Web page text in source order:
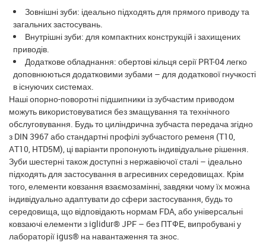
Зовнішні зуби: ідеально підходять для прямого приводу та
загальних застосувань.
Внутрішні зуби: для компактних конструкцій і захищених
приводів.
Додаткове обладнання: обертові кільця серії PRT-04 легко
доповнюються додатковими зубами – для додаткової гнучкості
в існуючих системах.
Наші опорно-поворотні підшипники із зубчастим приводом
можуть використовуватися без змащування та технічного
обслуговування. Будь то циліндрична зубчаста передача згідно
з DIN 3967 або стандартні профілі зубчастого ременя (T10,
AT10, HTD5M), ці варіанти пропонують індивідуальне рішення.
Зуби шестерні також доступні з нержавіючої сталі – ідеально
підходять для застосування в агресивних середовищах. Крім
того, елементи ковзання взаємозамінні, завдяки чому їх можна
індивідуально адаптувати до сфери застосування, будь то
середовища, що відповідають нормам FDA, або універсальні
ковзаючі елементи з iglidur® JPF – без ПТФЕ, випробувані у
лабораторії igus® на навантаження та знос.